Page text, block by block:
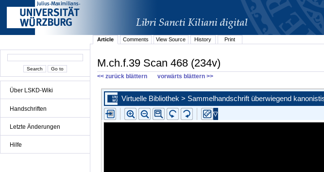
Über LSKD-Wiki
Handschriften
Letzte Änderungen
Hilfe
Article
Comments View Source History Print
M.ch.f.39 Scan 468 (234v)
<< zurück blättern vorwärts blättern >>